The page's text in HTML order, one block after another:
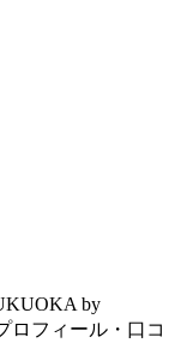
by
ロフィール・口コ